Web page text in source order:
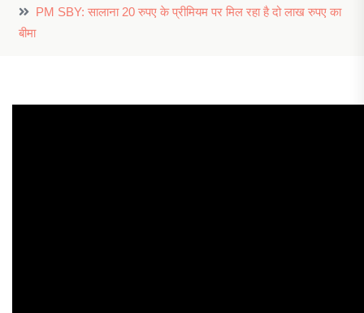
PM SBY: सालाना 20 रुपए के प्रीमियम पर मिल रहा है दो लाख रुपए का
बीमा